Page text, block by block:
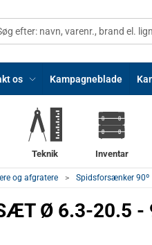
os Kampagneblade
Teknik Inventar
og afgratere Spidsforsænker 90º
Ø 6.3-20.5 -